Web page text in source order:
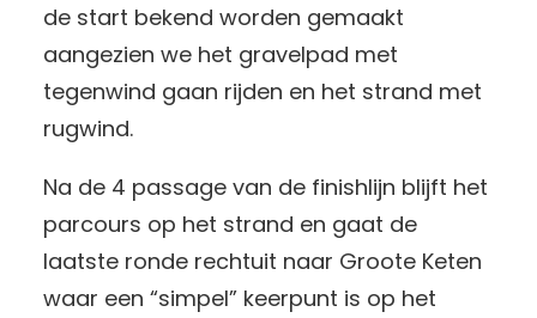
de start bekend worden gemaakt
aangezien we het gravelpad met
tegenwind gaan rijden en het strand met
rugwind.
Na de 4 passage van de finishlijn blijft het
parcours op het strand en gaat de
laatste ronde rechtuit naar Groote Keten
waar een “simpel” keerpunt is op het